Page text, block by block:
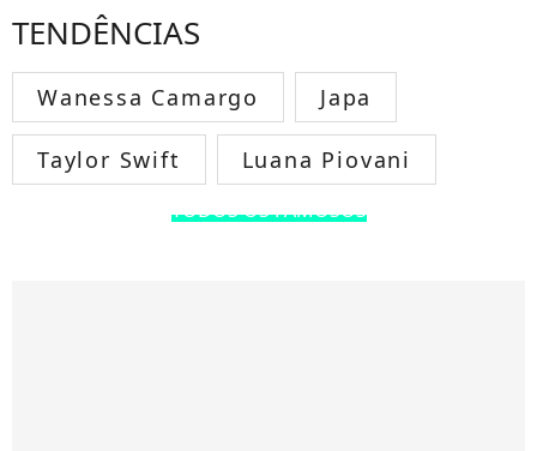
TENDÊNCIAS
Wanessa Camargo Japa
Taylor Swift Luana Piovani
TODOS OS FAMOSOS